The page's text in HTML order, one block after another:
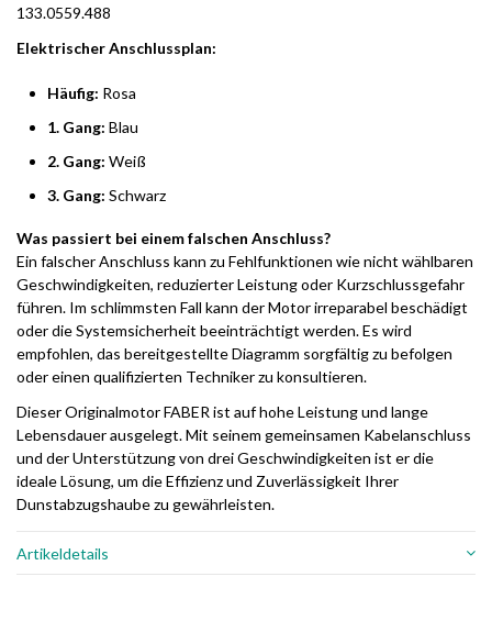
133.0559.488
Elektrischer Anschlussplan:
Häufig: Rosa
1. Gang: Blau
2. Gang: Weiß
3. Gang: Schwarz
Was passiert bei einem falschen Anschluss?
Ein falscher Anschluss kann zu Fehlfunktionen wie nicht wählbaren
Geschwindigkeiten, reduzierter Leistung oder Kurzschlussgefahr
führen. Im schlimmsten Fall kann der Motor irreparabel beschädigt
oder die Systemsicherheit beeinträchtigt werden. Es wird
empfohlen, das bereitgestellte Diagramm sorgfältig zu befolgen
oder einen qualifizierten Techniker zu konsultieren.
Dieser Originalmotor FABER ist auf hohe Leistung und lange
Lebensdauer ausgelegt. Mit seinem gemeinsamen Kabelanschluss
und der Unterstützung von drei Geschwindigkeiten ist er die
ideale Lösung, um die Effizienz und Zuverlässigkeit Ihrer
Dunstabzugshaube zu gewährleisten.
Artikeldetails